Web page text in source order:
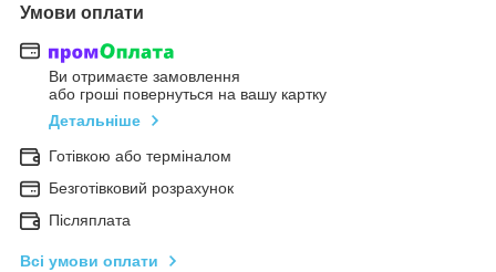
Умови оплати
Ви отримаєте замовлення
або гроші повернуться на вашу картку
Детальніше
Готівкою або терміналом
Безготівковий розрахунок
Післяплата
Всі умови оплати